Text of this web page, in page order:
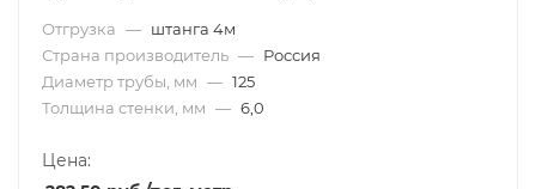
Отгрузка — штанга 4м
Страна производитель — Россия
Диаметр трубы, мм — 125
Толщина стенки, мм — 6,0
Цена: